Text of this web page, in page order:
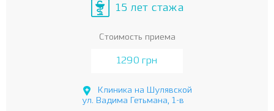
15 лет стажа
Стоимость приема
1290 грн
Клиника на Шулявской
ул. Вадима Гетьмана, 1-в